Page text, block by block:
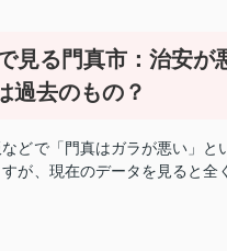
見る門真市：治安が
過去のもの？
どで「門真はガラが悪い」と
が、現在のデータを見ると全